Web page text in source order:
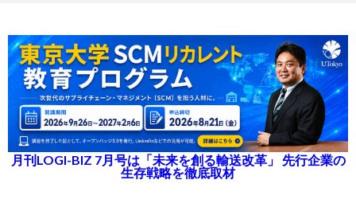
月刊LOGI-BIZ 7月号は「未来を創る輸送改革」 先行企業の
生存戦略を徹底取材